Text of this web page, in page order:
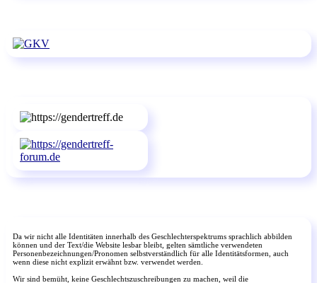
Da wir nicht alle Identitäten innerhalb des Geschlechterspektrums sprachlich abbilden
können und der Text/die Website lesbar bleibt, gelten sämtliche verwendeten
Personenbezeichnungen/Pronomen selbstverständlich für alle Identitätsformen, auch
wenn diese nicht explizit erwähnt bzw. verwendet werden.
Wir sind bemüht, keine Geschlechtszuschreibungen zu machen, weil die